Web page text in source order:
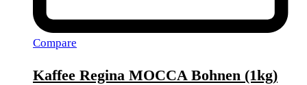
Compare
Kaffee Regina MOCCA Bohnen (1kg)